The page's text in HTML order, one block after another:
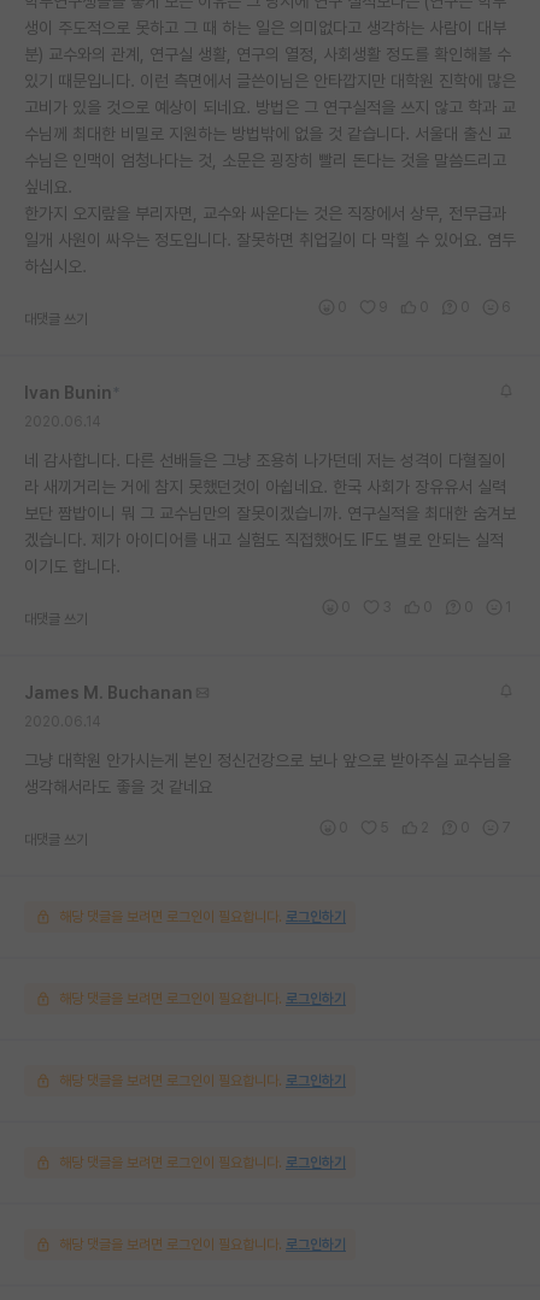
생이 주도적으로 못하고 그 때 하는 일은 의미없다고 생각하는 사람이 대부
분) 교수와의 관계, 연구실 생활, 연구의 열정, 사회생활 정도를 확인해볼 수
있기 때문입니다. 이런 측면에서 글쓴이님은 안타깝지만 대학원 진학에 많은
고비가 있을 것으로 예상이 되네요. 방법은 그 연구실적을 쓰지 않고 학과 교
수님께 최대한 비밀로 지원하는 방법밖에 없을 것 같습니다. 서울대 출신 교
수님은 인맥이 엄청나다는 것, 소문은 굉장히 빨리 돈다는 것을 말씀드리고
싶네요.
한가지 오지랖을 부리자면, 교수와 싸운다는 것은 직장에서 상무, 전무급과
일개 사원이 싸우는 정도입니다. 잘못하면 취업길이 다 막힐 수 있어요. 염두
하십시오.
대댓글 쓰기
Ivan Bunin
네 감사합니다. 다른 선배들은 그냥 조용히 나가던데 저는 성격이 다혈질이
라 새끼거리는 거에 참지 못했던것이 아쉽네요. 한국 사회가 장유유서 실력
보단 짬밥이니 뭐 그 교수님만의 잘못이겠습니까. 연구실적을 최대한 숨겨보
겠습니다. 제가 아이디어를 내고 실험도 직접했어도 IF도 별로 안되는 실적
이기도 합니다.
대댓글 쓰기
James M. Buchanan
그냥 대학원 안가시는게 본인 정신건강으로 보나 앞으로 받아주실 교수님을
생각해서라도 좋을 것 같네요
대댓글 쓰기
해당 댓글을 보려면 로그인이 필요합니다. 로그인하기
해당 댓글을 보려면 로그인이 필요합니다. 로그인하기
해당 댓글을 보려면 로그인이 필요합니다. 로그인하기
해당 댓글을 보려면 로그인이 필요합니다. 로그인하기
해당 댓글을 보려면 로그인이 필요합니다. 로그인하기